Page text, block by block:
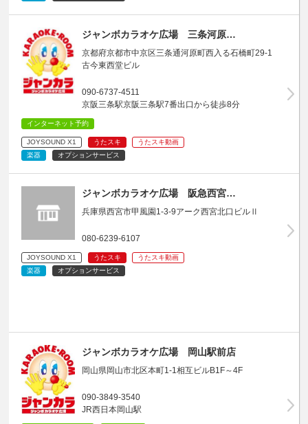
ジャンボカラオケ広場 三条河原…
京都府京都市中京区三条通河原町西入る石橋町29-1
古今東西堂ビル
090-6737-4511
京阪三条駅京阪三条駅7番出口から徒歩8分
インターネット予約
JOYSOUND X1 うたスキ
うたスキ動画
楽器
オプションサービス
ジャンボカラオケ広場 阪急西宮…
兵庫県西宮市甲風園1-3-9アーク西宮北口ビルⅡ
080-6239-6107
JOYSOUND X1 うたスキ
うたスキ動画
楽器
オプションサービス
ジャンボカラオケ広場 岡山駅前店
岡山県岡山市北区本町1-1相互ビルB1F～4F
090-3849-3540
JR西日本岡山駅